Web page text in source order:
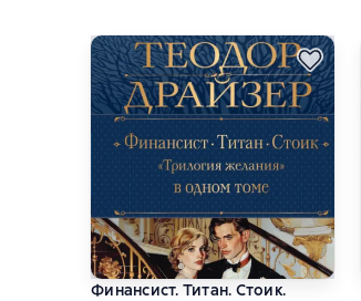
Финансист. Титан. Стоик.